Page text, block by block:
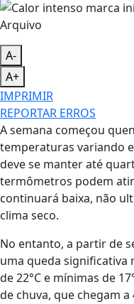
Arquivo
A-
A+
IMPRIMIR
REPORTAR ERROS
A semana começou
temperaturas variando
deve se manter até
termômetros podem
continuará baixa, não
clima seco.
No entanto, a partir de
uma queda significativa
de 22°C e mínimas de
de chuva, que chegam a